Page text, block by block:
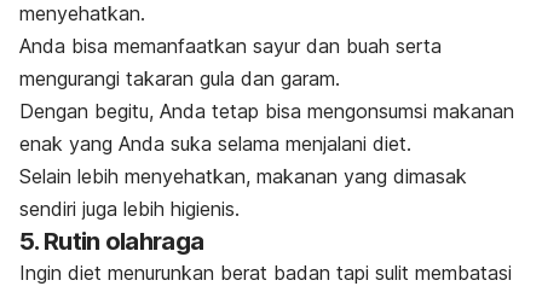
menyehatkan.
Anda bisa memanfaatkan sayur dan buah serta
mengurangi takaran gula dan garam.
Dengan begitu, Anda tetap bisa mengonsumsi makanan
enak yang Anda suka selama menjalani diet.
Selain lebih menyehatkan, makanan yang dimasak
sendiri juga lebih higienis.
5. Rutin olahraga
Ingin diet menurunkan berat badan tapi sulit membatasi